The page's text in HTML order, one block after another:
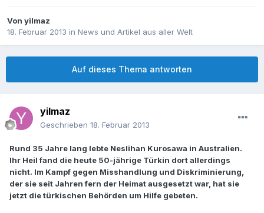
Von yilmaz
18. Februar 2013 in News und Artikel aus aller Welt
Auf dieses Thema antworten
yilmaz
Geschrieben 18. Februar 2013
Rund 35 Jahre lang lebte Neslihan Kurosawa in Australien.
Ihr Heil fand die heute 50-jährige Türkin dort allerdings
nicht. Im Kampf gegen Misshandlung und Diskriminierung,
der sie seit Jahren fern der Heimat ausgesetzt war, hat sie
jetzt die türkischen Behörden um Hilfe gebeten.